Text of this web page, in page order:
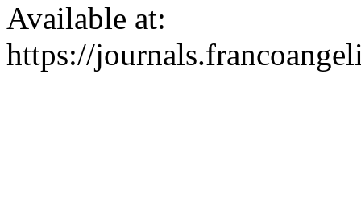
Available at:
https://